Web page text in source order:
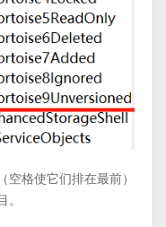
格使它们排在最前）